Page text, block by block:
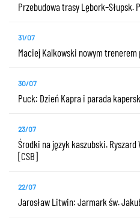
Przebudowa trasy
31/07
Maciej Kalkowski nowym trenerem
30/07
Puck: Dzień Kapra i parada
23/07
Środki na język kaszubski.
[CSB]
22/07
Jarosław Litwin: Jarmark św.